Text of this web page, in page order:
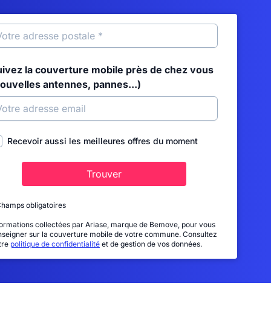
la couverture mobile près de chez vous
antennes, pannes...)
Recevoir aussi les meilleures offres du moment
Trouver
obligatoires
collectées par Ariase, marque de Bemove, pour vous
sur la couverture mobile de votre commune. Consultez
politique de confidentialité et de gestion de vos données.